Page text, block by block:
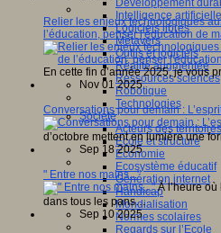
Développement
Intelligence artificielle
Logiciels libres
Métavers
Outils et logiciels
Réalité augmentée
Ressources sciences
Robotique
Technologies
Société
Acteurs des territoires
Ecole et structure
Economie
Ecosystème éducatif
Génération internet
Handicap
Mondialisation
Normes scolaires
Regards sur l’Ecole
Relier les enjeux technologiques
l’éducation, penser l'éducation de
En cette fin d’année 2025, je vous
Nov 01 2025
Conversations pour demain :
d’octobre mettent en lumière une
Sep 18 2025
" Entre nos mains..."
À l’heure
dans tous les pans…
Sep 10 2025